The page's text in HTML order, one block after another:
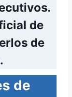
de
de
de